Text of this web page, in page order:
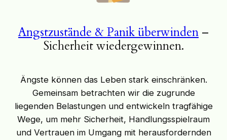
Angstzustände & Panik überwinden –
Sicherheit wiedergewinnen.
Ängste können das Leben stark einschränken.
Gemeinsam betrachten wir die zugrunde
liegenden Belastungen und entwickeln tragfähige
Wege, um mehr Sicherheit, Handlungsspielraum
und Vertrauen im Umgang mit herausfordernden